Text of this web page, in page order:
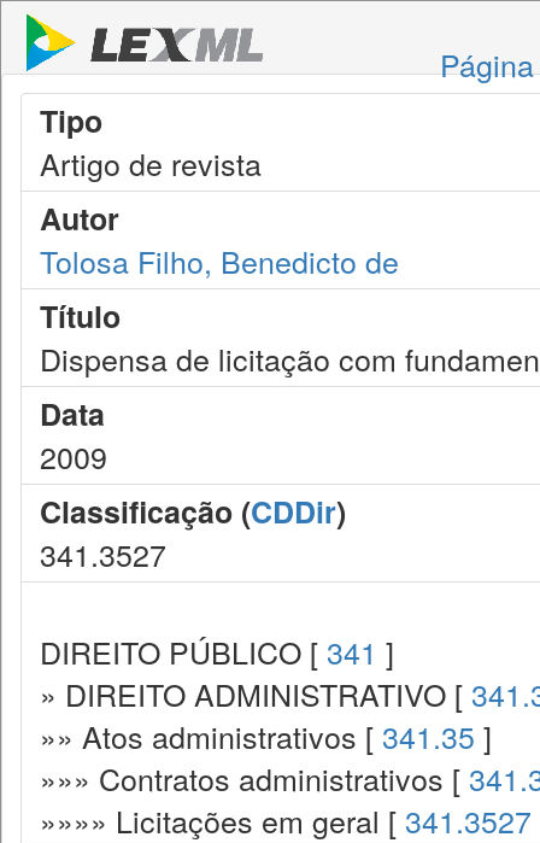
Tipo
Artigo de revista
Autor
Tolosa Filho, Benedicto de
Título
Dispensa de licitação com
Data
2009
Classificação (CDDir)
341.3527
DIREITO PÚBLICO [ 341 ]
» DIREITO ADMINISTRATIVO [
»» Atos administrativos [ 341.35 ]
»»» Contratos administrativos [
»»»» Licitações em geral [ 341.3527